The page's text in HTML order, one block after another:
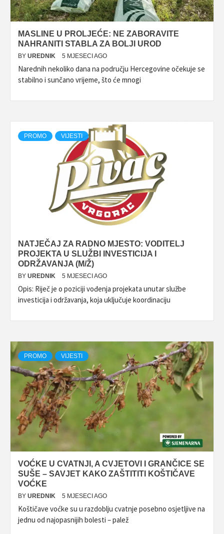
MASLINE U PROLJEĆE: NE ZABORAVITE
NAHRANITI STABLA ZA BOLJI UROD
BY UREDNIK 5 MJESECI AGO
Narednih nekoliko dana na području Hercegovine očekuje se
stabilno i sunčano vrijeme, što će mnogi
PROMO VIJESTI
NATJEČAJ ZA RADNO MJESTO: VODITELJ
PROJEKTA U SLUŽBI INVESTICIJA I
ODRŽAVANJA (M/Ž)
BY UREDNIK 5 MJESECI AGO
Opis: Riječ je o poziciji vođenja projekata unutar službe
investicija i održavanja, koja uključuje koordinaciju
PROMO VIJESTI
VOĆKE U CVATNJI, A CVJETOVI I GRANČICE SE
SUŠE – SAVJET KAKO ZAŠTITITI KOŠTIČAVE
VOĆKE
BY UREDNIK 5 MJESECI AGO
Koštičave voćke su u razdoblju cvatnje posebno osjetljive na
jednu od najopasnijih bolesti – palež